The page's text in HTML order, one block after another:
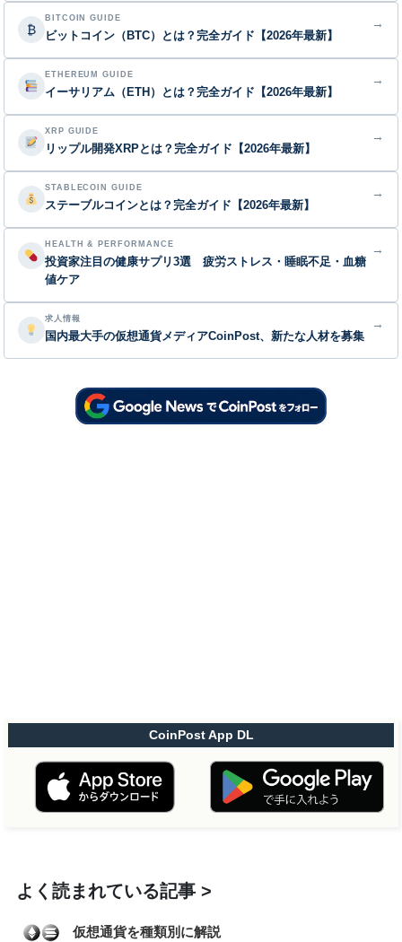
₿
BITCOIN GUIDE
ビットコイン（BTC）とは？完全ガイド【2026年最新】
→
ETHEREUM GUIDE
イーサリアム（ETH）とは？完全ガイド【2026年最新】
→
XRP GUIDE
リップル開発XRPとは？完全ガイド【2026年最新】
→
STABLECOIN GUIDE
ステーブルコインとは？完全ガイド【2026年最新】
→
HEALTH & PERFORMANCE
投資家注目の健康サプリ3選 疲労ストレス・睡眠不足・血糖
値ケア
→
求人情報
国内最大手の仮想通貨メディアCoinPost、新たな人材を募集
→
CoinPost App DL
よく読まれている記事
仮想通貨を種類別に解説